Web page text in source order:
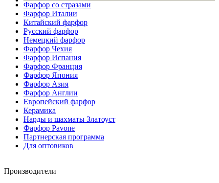
Фарфор со стразами
Фарфор Италии
Китайский фарфор
Русский фарфор
Немецкий фарфор
Фарфор Чехия
Фарфор Испания
Фарфор Франция
Фарфор Япония
Фарфор Азия
Фарфор Англии
Европейский фарфор
Керамика
Нарды и шахматы Златоуст
Фарфор Pavone
Партнерская программа
Для оптовиков
Производители